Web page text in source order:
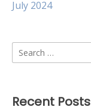
July 2024
Search
for:
Recent Posts